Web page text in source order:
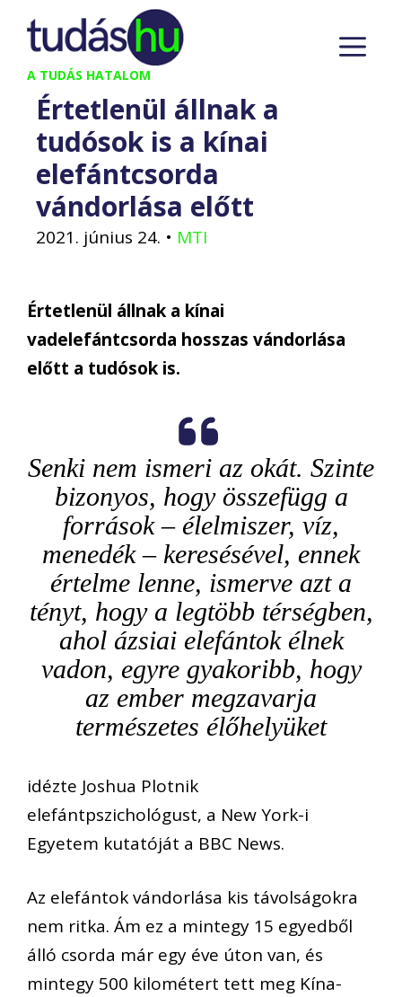
Kilépés
tartalomba
A TUDÁS HATALOM
Értetlenül állnak a
tudósok is a kínai
elefántcsorda
vándorlása előtt
2021. június 24. • MTI
Értetlenül állnak a kínai
vadelefántcsorda hosszas vándorlása
előtt a tudósok is.
Senki nem ismeri az okát. Szinte
bizonyos, hogy összefügg a
források – élelmiszer, víz,
menedék – keresésével, ennek
értelme lenne, ismerve azt a
tényt, hogy a legtöbb térségben,
ahol ázsiai elefántok élnek
vadon, egyre gyakoribb, hogy
az ember megzavarja
természetes élőhelyüket
idézte Joshua Plotnik
elefántpszichológust, a New York-i
Egyetem kutatóját a BBC News.
Az elefántok vándorlása kis távolságokra
nem ritka. Ám ez a mintegy 15 egyedből
álló csorda már egy éve úton van, és
mintegy 500 kilométert tett meg Kína-